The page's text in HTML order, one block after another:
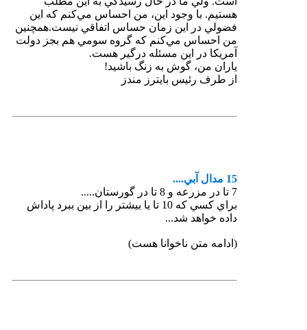
هستيم. با وجود اين، من احساس مي‌كنم كه اين
فضولي در اين زمان حساس اتفاقي نيست.همچنين
من احساس مي‌كنم كه گروه سومي هم بجز دولت
آمريكا در اين مسئله درگير هست.
ياران من، گوش به زنگ باشيد!
از طرف رئيس بايترز مندز
15 مدال آبي....
7 تا در مزرعه و 8 تا در گورستان.....
براي كسي كه 10 تا يا بيشتر را از بين ببرد پاداش
داده خواهد شد...
(ادامه متن ناخوانا هست)